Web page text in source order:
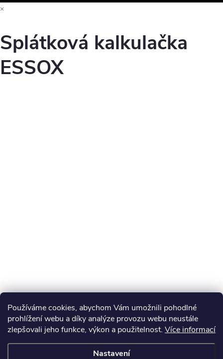
Používáme cookies, abychom Vám umožnili pohodlné
prohlížení webu a díky analýze provozu webu neustále
zlepšovali jeho funkce, výkon a použitelnost. Více informací
Nastavení
×
Splátková kalkulačka
ESSOX